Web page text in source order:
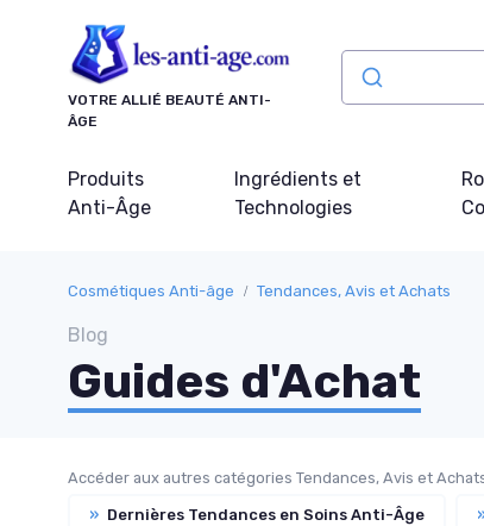
VOTRE ALLIÉ BEAUTÉ ANTI-
ÂGE
Produits
Anti-Âge
Ingrédients et
Technologies
Cosmétiques Anti-âge Tendances, Avis et Achats
Blog
Guides d'Achat
Accéder aux autres catégories Tendances, Avis et
» Dernières Tendances en Soins Anti-Âge